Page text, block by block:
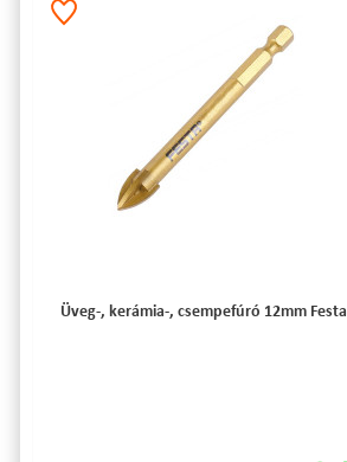
Üveg-, kerámia-, csempefúró 12mm Festa